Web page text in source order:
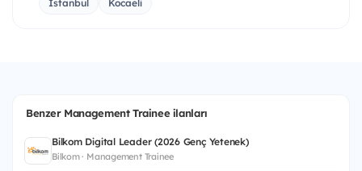
İstanbul Kocaeli
Benzer Management Trainee ilanları
Bilkom Digital Leader (2026 Genç Yetenek)
Bilkom · Management Trainee